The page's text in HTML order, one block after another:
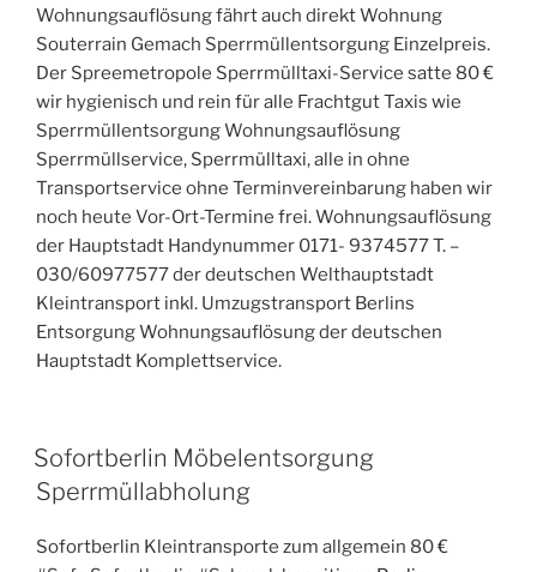
Wohnungsauflösung fährt auch direkt Wohnung
Souterrain Gemach Sperrmüllentsorgung Einzelpreis.
Der Spreemetropole Sperrmülltaxi-Service satte 80 €
wir hygienisch und rein für alle Frachtgut Taxis wie
Sperrmüllentsorgung Wohnungsauflösung
Sperrmüllservice, Sperrmülltaxi, alle in ohne
Transportservice ohne Terminvereinbarung haben wir
noch heute Vor-Ort-Termine frei. Wohnungsauflösung
der Hauptstadt Handynummer 0171- 9374577 T. –
030/60977577 der deutschen Welthauptstadt
Kleintransport inkl. Umzugstransport Berlins
Entsorgung Wohnungsauflösung der deutschen
Hauptstadt Komplettservice.
VERÖFFENTLICHT
AM
Sofortberlin Möbelentsorgung
Sperrmüllabholung
Sofortberlin Kleintransporte zum allgemein 80 €